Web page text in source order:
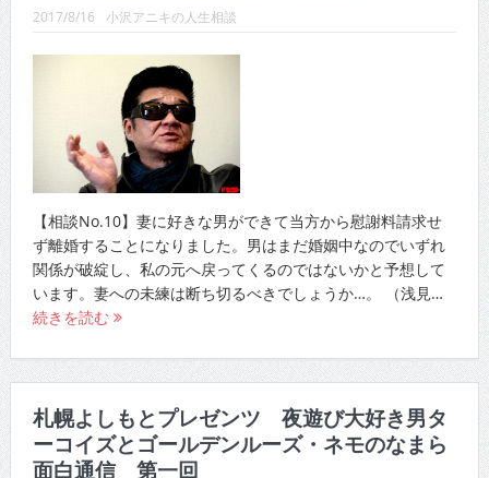
2017/8/16 小沢アニキの人生相談
【相談No.10】妻に好きな男ができて当方から慰謝料請求せ
ず離婚することになりました。男はまだ婚姻中なのでいずれ
関係が破綻し、私の元へ戻ってくるのではないかと予想して
います。妻への未練は断ち切るべきでしょうか…。 （浅見…
続きを読む
札幌よしもとプレゼンツ 夜遊び大好き男タ
ーコイズとゴールデンルーズ・ネモのなまら
面白通信 第一回